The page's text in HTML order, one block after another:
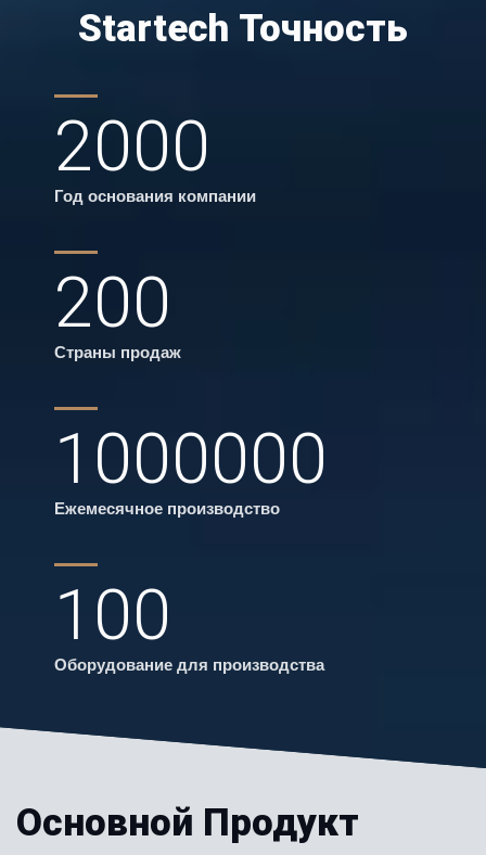
Startech Точность
2000
Год основания компании
200
Страны продаж
1000000
Ежемесячное производство
100
Оборудование для производства
Основной Продукт